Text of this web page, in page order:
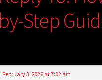
by-Step
February 3, 2026 at 7:02 am